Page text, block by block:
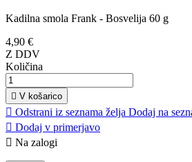
Kadilna smola Frank - Bosvelija 60 g
4,90 €
Z DDV
Količina
 V košarico
 Odstrani iz seznama želja Dodaj na
 Dodaj v primerjavo
 Na zalogi